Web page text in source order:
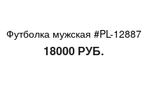
Футболка мужская #PL-12887
18000 РУБ.